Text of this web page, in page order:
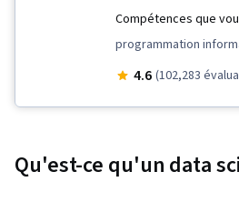
Compétences que
programmation
données
Déploiement du
4.6 (102,283
Qu'est-ce qu'un data